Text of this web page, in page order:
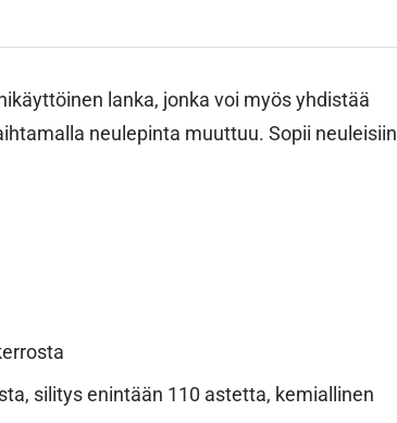
lanka, jonka voi myös yhdistää
neulepinta muuttuu. Sopii neuleisiin
silitys enintään 110 astetta, kemiallinen